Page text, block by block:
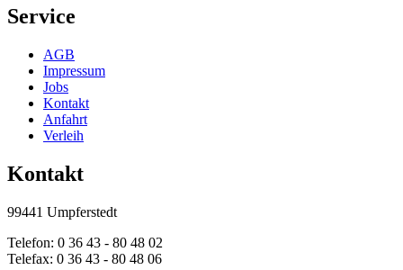
Service
AGB
Impressum
Jobs
Kontakt
Anfahrt
Verleih
Kontakt
99441 Umpferstedt
Telefon: 0 36 43 - 80 48 02
Telefax: 0 36 43 - 80 48 06